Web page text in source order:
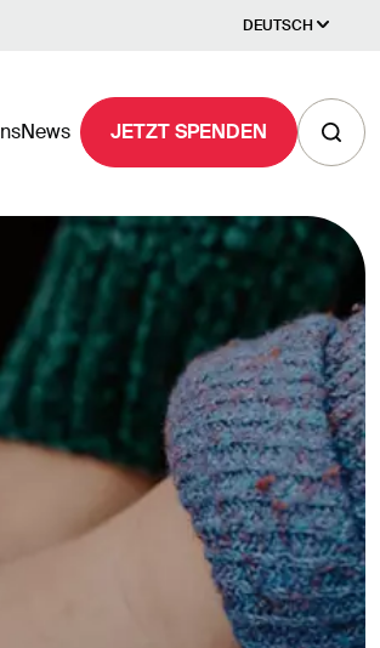
DEUTSCH
News JETZT SPENDEN